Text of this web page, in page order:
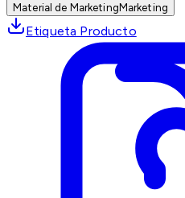
Material de MarketingMarketing
Etiqueta Producto